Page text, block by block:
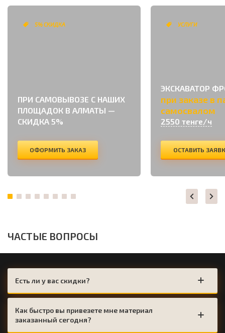
5% СКИДКА
ПРИ САМОВЫВОЗЕ С НАШИХ
ПЛОЩАДОК В АЛМАТЫ —
СКИДКА 5%
ОФОРМИТЬ ЗАКАЗ
УСЛУГИ
ЭКСКАВАТОР
при заказе в
самосвалом
2550 тенге/ч
ОСТАВИТЬ
ЧАСТЫЕ ВОПРОСЫ
Есть ли у вас скидки?
Как быстро вы привезете мне материал
заказанный сегодня?